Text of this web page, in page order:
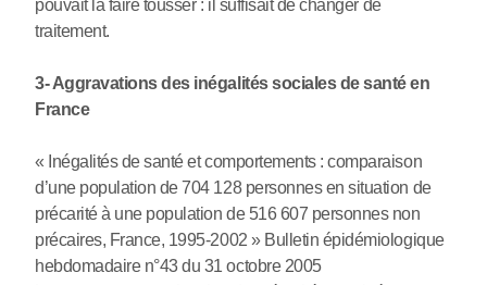
pouvait la faire tousser : il suffisait de changer de
traitement.
3- Aggravations des inégalités sociales de santé en
France
« Inégalités de santé et comportements : comparaison
d’une population de 704 128 personnes en situation de
précarité à une population de 516 607 personnes non
précaires, France, 1995-2002 » Bulletin épidémiologique
hebdomadaire n°43 du 31 octobre 2005